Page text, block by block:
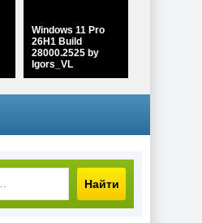
Windows 11 Pro
26H1 Build
28000.2525 by
Igors_VL
Найти